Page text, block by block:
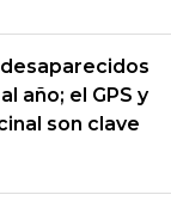
desaparecidos
año; el GPS y
son clave